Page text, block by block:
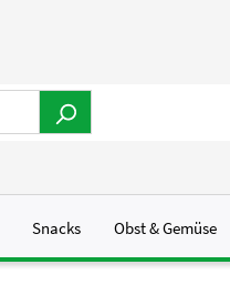
Snacks Obst & Gemüse